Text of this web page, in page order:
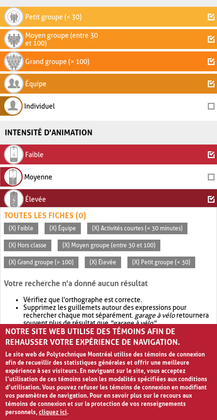
Petit groupe (< 30)
Moyen groupe (entre 30
et 100)
Grand groupe (> 100)
Équipe
Individuel
INTENSITÉ D'ANIMATION
Faible
Moyenne
Élevée
TOUTES LES FICHES (0)
(X) Faible (X) Équipe (X) Activités courtes (< 30 minutes)
(X) Hors classe (X) Moyen groupe (entre 30 et 100)
(X) Grand groupe (> 100) (X) Élevée (X) Petit groupe (< 30)
Votre recherche n'a donné aucun résultat
Vérifiez que l'orthographe est correcte.
Supprimez les guillemets autour des expressions pour
rechercher chaque mot séparément. garage à véloretournera
souvent plus de résultat que"garage à vélo".
Envisagez d'élargir votre recherche avec OR.garage OR vélo
retournera souvent plus de résultat quegarage à vélo
NOTRE SITE WEB UTILISE DES TÉMOINS AFIN DE
REHAUSSER VOTRE EXPÉRIENCE DE NAVIGATION.
Le site web de Polytechnique Montréal utilise des témoins de connexion
afin de recueillir des statistiques générales et offrir une meilleure
expérience à ses visiteurs. En naviguant sur le site, vous acceptez
l’utilisation de ces témoins selon les modalités spécifiées aux conditions
d’utilisation. Vous pouvez refuser les témoins de connexion en modifiant
vos paramètres de navigation. Pour en savoir plus sur le recours aux
témoins de connexion et sur la protection de vos renseignements
personnels,cliquez ici.